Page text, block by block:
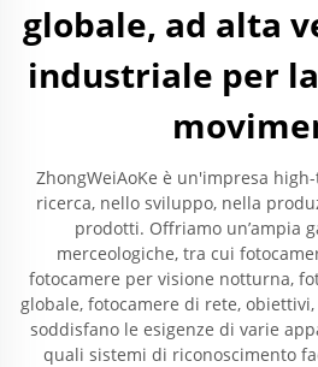
globale, ad alta
industriale per
ZhongWeiAoKe è un'impresa
ricerca, nello sviluppo, nella
prodotti. Offriamo un’ampia
merceologiche, tra cui
fotocamere per visione notturna,
globale, fotocamere di rete,
soddisfano le esigenze di varie
quali sistemi di riconoscimento